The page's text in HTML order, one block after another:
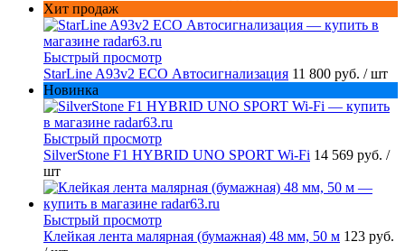
Хит продаж
Быстрый просмотр
StarLine A93v2 ECO Автосигнализация 11 800 руб. / шт
Новинка
Быстрый просмотр
SilverStone F1 HYBRID UNO SPORT Wi-Fi 14 569 руб. /
шт
Быстрый просмотр
Клейкая лента малярная (бумажная) 48 мм, 50 м 123 руб.